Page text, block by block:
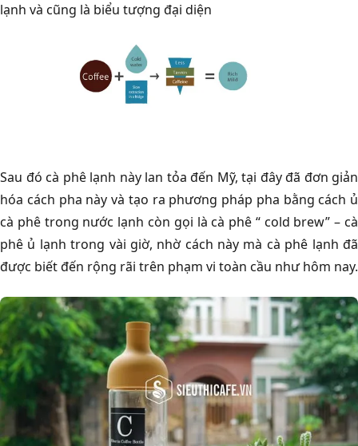
lạnh và cũng là biểu tượng đại diện
Sau đó cà phê lạnh này lan tỏa đến Mỹ, tại đây đã đơn giản
hóa cách pha này và tạo ra phương pháp pha bằng cách ủ
cà phê trong nước lạnh còn gọi là cà phê “ cold brew” – cà
phê ủ lạnh trong vài giờ, nhờ cách này mà cà phê lạnh đã
được biết đến rộng rãi trên phạm vi toàn cầu như hôm nay.